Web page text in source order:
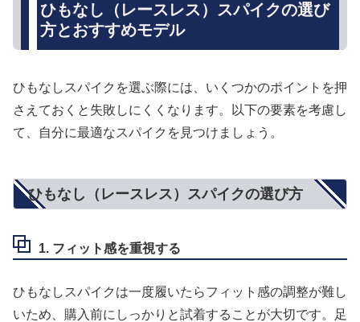
ひもなし（レースレス）スパイクの選び
方とおすすめモデル
ひもなしスパイクを選ぶ際には、いくつかのポイントを押
さえておくと失敗しにくくなります。以下の要素を考慮し
て、自分に最適なスパイクを見つけましょう。
ひもなし（レースレス）スパイクの選び方
1. フィット感を重視する
ひもなしスパイクは一度履いたらフィット感の調整が難し
いため、購入前にしっかりと試着することが大切です。足